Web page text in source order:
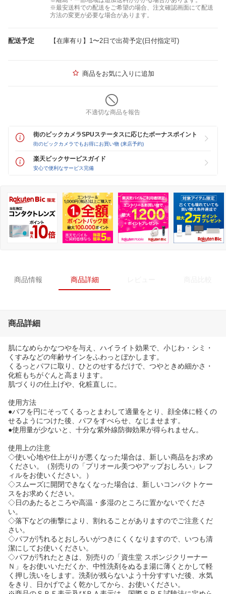
※最安送料での配送をご希望の場合、注文確認画面にて配送
方法の変更が必要な場合があります。
配送予定 【在庫有り】1〜2日で出荷予定(日付指定可)
商品をお気に入りに追加
不適切な商品を報告
街のビックカメラSPUステータスに応じたボーナスポイント
街のビックカメラでもお得にお買い物 (来店予約)
楽天ビックサービスガイド
安心で便利なサービス完備
商品情報 商品詳細
商品詳細
肌になめらかなつやを与え、ハイライト効果で、小じわ・シミ・
くすみなどの年齢サインをふわっとぼかします。
くるっとパフに取り、ひとのせするだけで、つやときめ細かさ・
化粧もちがぐんと高まります。
肌づくりの仕上げや、化粧直しに。
使用方法
●パフを円にそってくるっとまわして適量をとり、顔全体に軽くの
せるようにつけた後、パフをすべらせ、なじませます。
●使用量が少ないと、十分な紫外線防御効果が得られません。
使用上の注意
◇使い心地や仕上がりが悪くなった場合は、新しい商品をお求め
ください。（別売りの「プリオール美つやアップおしろい」レフ
ィルをお使いください。）
◇スムーズに開閉できなくなった場合は、新しいコンパクトケー
スをお求めください。
◇日のあたるところや高温・多湿のところに置かないでくださ
い。
◇落下などの衝撃により、割れることがありますのでご注意くだ
さい。
◇パフが汚れるとおしろいがつきにくくなりますので、いつも清
潔にしてお使いください。
◇パフが汚れたときは、別売りの「資生堂 スポンジクリーナー
Ｎ」をお使いいただくか、中性洗剤をぬるま湯に薄くとかして軽
く押し洗いをします。洗剤が残らないよう十分すすいだ後、水気
をきり、日かげでよく乾かしてから、お使いください。